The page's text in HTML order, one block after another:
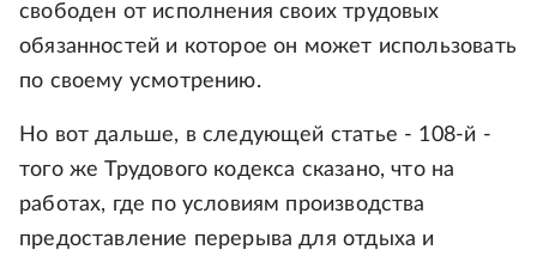
свободен от исполнения своих трудовых
обязанностей и которое он может использовать
по своему усмотрению.
Но вот дальше, в следующей статье - 108-й -
того же Трудового кодекса сказано, что на
работах, где по условиям производства
предоставление перерыва для отдыха и